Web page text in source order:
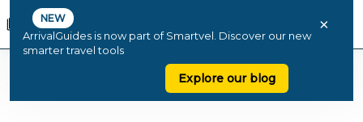
NEW
ArrivalGuides is now part of Smartvel. Discover our new
smarter travel tools
Explore our blog
×